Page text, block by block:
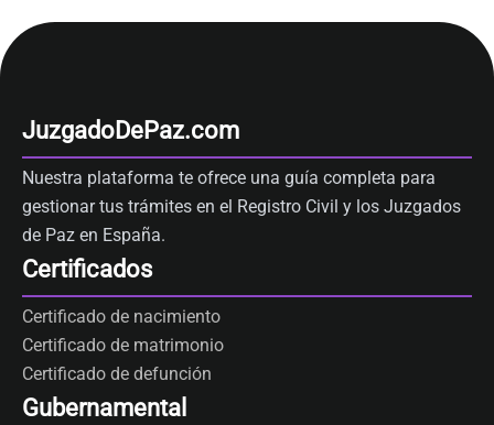
JuzgadoDePaz.com
Nuestra plataforma te ofrece una guía completa para
gestionar tus trámites en el Registro Civil y los Juzgados
de Paz en España.
Certificados
Certificado de nacimiento
Certificado de matrimonio
Certificado de defunción
Gubernamental